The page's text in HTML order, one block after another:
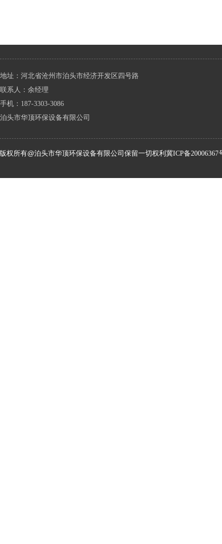
地址：河北省沧州市泊头市经济开发区四号路
联系人：余经理
手机：187-3303-3086
泊头市华顶环保设备有限公司
版权所有@泊头市华顶环保设备有限公司保留一切权利 冀ICP备20006367